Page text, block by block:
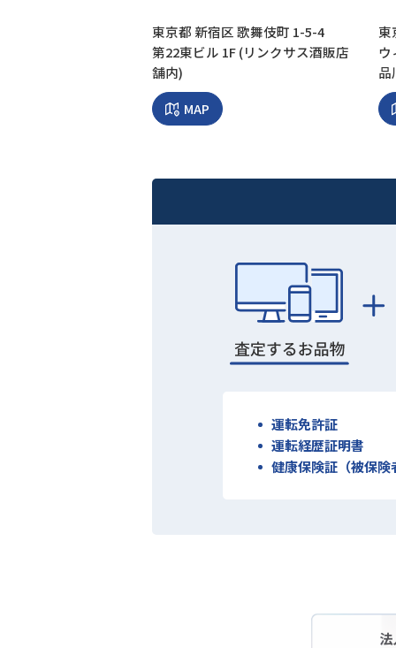
運転免許証
運転経歴証明書
健康保険証（被保
東京都 新宿区 歌舞伎町 1-5-4
第22東ビル 1F (リンクサス酒販店
舗内)
MAP
東
ウ
品